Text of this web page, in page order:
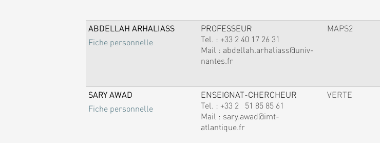
ABDELLAH ARHALIASS
Fiche personnelle
PROFESSEUR
Tel. : +33 2 40 17 26 31
Mail : abdellah.arhaliass@univ-
nantes.fr
MAPS2
SARY AWAD
Fiche personnelle
ENSEIGNAT-CHERCHEUR
Tel. : +33 2 51 85 85 61
Mail : sary.awad@imt-
atlantique.fr
VERTE